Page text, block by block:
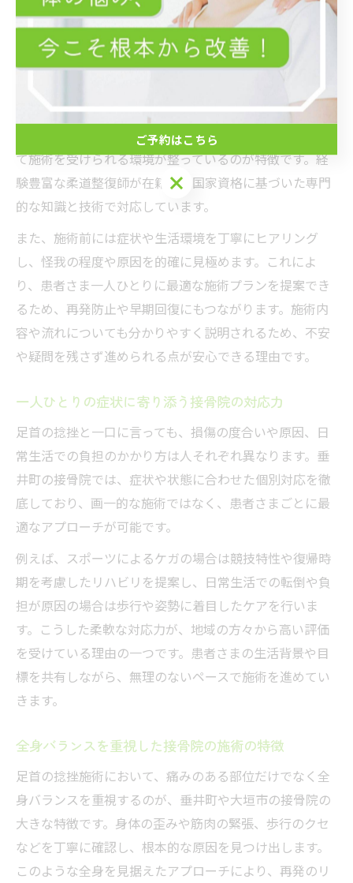
垂井町で安心できる接骨院施術の特徴
接骨院の施術が安心できる理由を徹底解説
足首の捻挫は日常生活やスポーツ中に突然発生しやす
く、痛みや腫れが長引くことで不安を感じる方も多いで
す。岐阜県不破郡垂井町や大垣市の接骨院では、安心し
て施術を受けられる環境が整っているのが特徴です。経
験豊富な柔道整復師が在籍し、国家資格に基づいた専門
的な知識と技術で対応しています。
また、施術前には症状や生活環境を丁寧にヒアリング
し、怪我の程度や原因を的確に見極めます。これによ
り、患者さま一人ひとりに最適な施術プランを提案でき
るため、再発防止や早期回復にもつながります。施術内
容や流れについても分かりやすく説明されるため、不安
や疑問を残さず進められる点が安心できる理由です。
一人ひとりの症状に寄り添う接骨院の対応力
足首の捻挫と一口に言っても、損傷の度合いや原因、日
常生活での負担のかかり方は人それぞれ異なります。垂
井町の接骨院では、症状や状態に合わせた個別対応を徹
底しており、画一的な施術ではなく、患者さまごとに最
適なアプローチが可能です。
例えば、スポーツによるケガの場合は競技特性や復帰時
期を考慮したリハビリを提案し、日常生活での転倒や負
担が原因の場合は歩行や姿勢に着目したケアを行いま
す。こうした柔軟な対応力が、地域の方々から高い評価
を受けている理由の一つです。患者さまの生活背景や目
標を共有しながら、無理のないペースで施術を進めてい
きます。
全身バランスを重視した接骨院の施術の特徴
足首の捻挫施術において、痛みのある部位だけでなく全
身バランスを重視するのが、垂井町や大垣市の接骨院の
大きな特徴です。身体の歪みや筋肉の緊張、歩行のクセ
などを丁寧に確認し、根本的な原因を見つけ出します。
このような全身を見据えたアプローチにより、再発のリ
ご予約はこちら
ご予約はこちら